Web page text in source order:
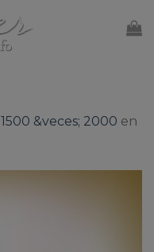
1500 &veces; 2000 en